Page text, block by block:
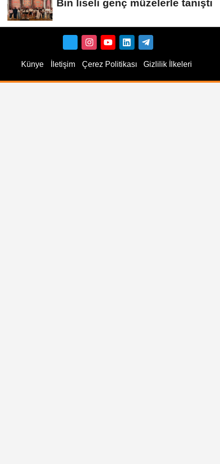
Bin liseli genç müzelerle tanıştı
Künye İletişim Çerez Politikası Gizlilik İlkeleri